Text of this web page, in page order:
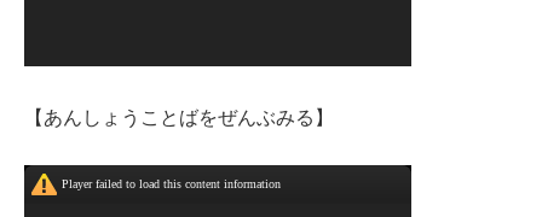
【あんしょうことばをぜんぶみる】